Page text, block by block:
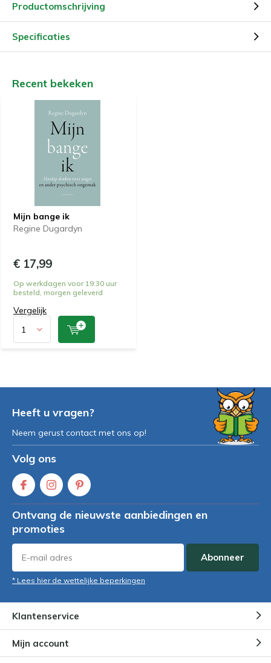
Productomschrijving
Specificaties
Recent bekeken
Mijn bange ik
Regine Dugardyn
€ 17,99
Op werkdagen voor 19:30 uur
besteld, morgen geleverd
Vergelijk
Heeft u vragen?
Neem gerust contact met ons op!
Volg ons
Ontvang de nieuwste aanbiedingen en
promoties
Abonneer
* Lees hier de wettelijke beperkingen
Klantenservice
Mijn account